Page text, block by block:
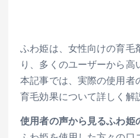
ふわ姫は、女性向けの育毛
り、多くのユーザーから高
本記事では、実際の使用者
育毛効果について詳しく解
使用者の声から見るふわ姫